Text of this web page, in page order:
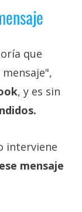
que
, y es sin
interviene
ese mensaje